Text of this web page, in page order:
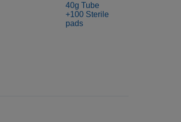
40g Tube
+100 Sterile
pads